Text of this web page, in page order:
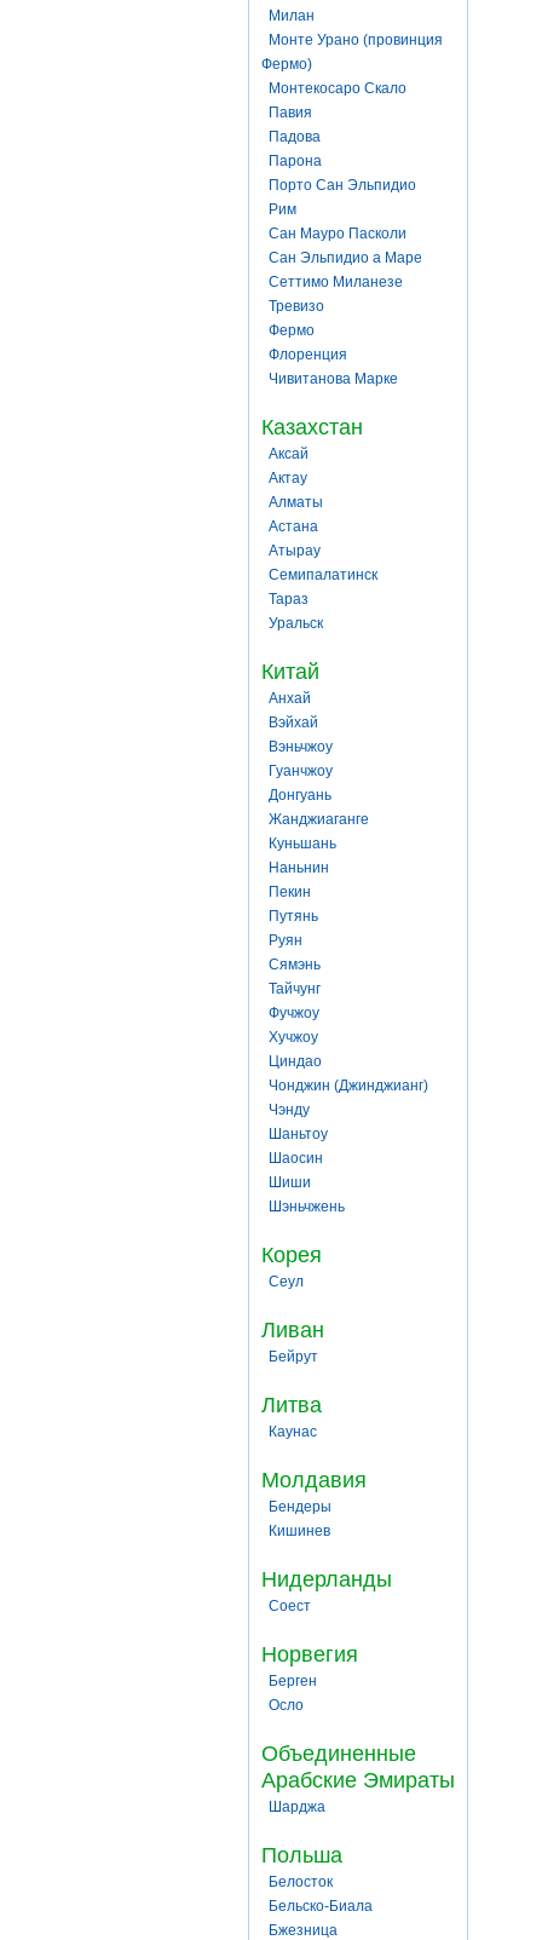
Милан
Монте Урано (провинция
Фермо)
Монтекосаро Скало
Павия
Падова
Парона
Порто Сан Эльпидио
Рим
Сан Мауро Пасколи
Сан Эльпидио а Маре
Сеттимо Миланезе
Тревизо
Фермо
Флоренция
Чивитанова Марке
Казахстан
Аксай
Актау
Алматы
Астана
Атырау
Семипалатинск
Тараз
Уральск
Китай
Анхай
Вэйхай
Вэньчжоу
Гуанчжоу
Донгуань
Жанджиаганге
Куньшань
Наньнин
Пекин
Путянь
Руян
Сямэнь
Тайчунг
Фучжоу
Хучжоу
Циндао
Чонджин (Джинджианг)
Чэнду
Шаньтоу
Шаосин
Шиши
Шэньчжень
Корея
Сеул
Ливан
Бейрут
Литва
Каунас
Молдавия
Бендеры
Кишинев
Нидерланды
Соест
Норвегия
Берген
Осло
Объединенные
Арабские Эмираты
Шарджа
Польша
Белосток
Бельско-Биала
Бжезница